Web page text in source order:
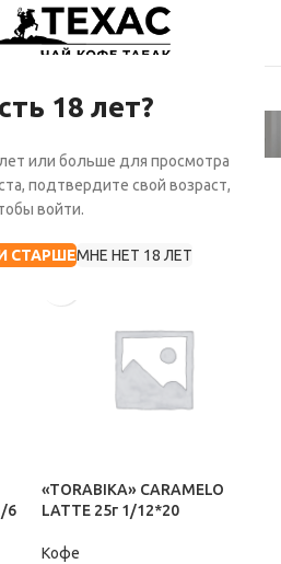
18 лет?
или больше для просмотра
подтвердите свой возраст,
войти.
СТАРШЕМНЕ НЕТ 18 ЛЕТ
6
«TORABIKA» CARAMELO
LATTE 25г 1/12*20
Кофе